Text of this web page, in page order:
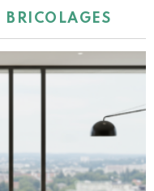
BRICOLAGES